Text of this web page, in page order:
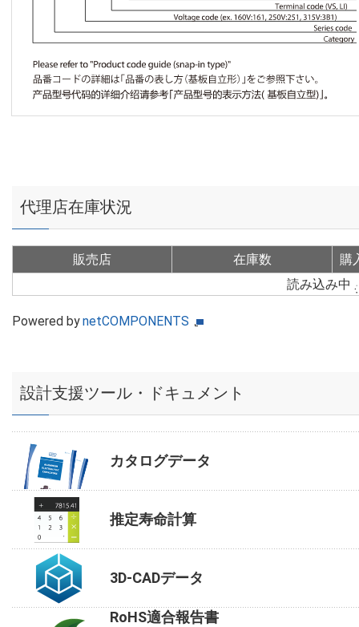
代理店在庫状況
販売店 在庫数
購
読み込み中
Powered bynetCOMPONENTS
設計支援ツール・ドキュメント
カタログデータ
推定寿命計算
3D-CADデータ
RoHS適合報告書